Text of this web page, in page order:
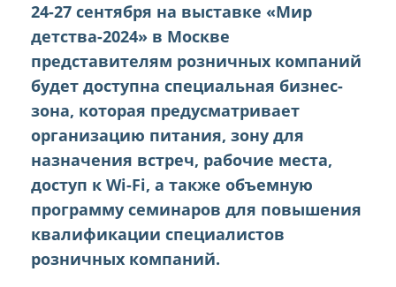
24-27 сентября на выставке «Мир
детства-2024» в Москве
представителям розничных компаний
будет доступна специальная бизнес-
зона, которая предусматривает
организацию питания, зону для
назначения встреч, рабочие места,
доступ к Wi-Fi, а также объемную
программу семинаров для повышения
квалификации специалистов
розничных компаний.